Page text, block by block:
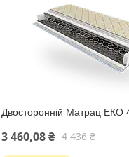
Двосторонній Матрац ЕКО
3 460,08 ₴ 4 436 ₴